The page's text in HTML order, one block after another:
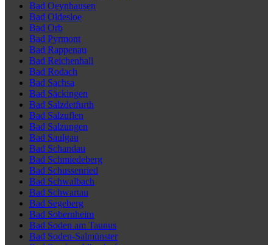
Bad Oeynhausen
Bad Oldesloe
Bad Orb
Bad Pyrmont
Bad Rappenau
Bad Reichenhall
Bad Rodach
Bad Sachsa
Bad Säckingen
Bad Salzdetfurth
Bad Salzuflen
Bad Salzungen
Bad Saulgau
Bad Schandau
Bad Schmiedeberg
Bad Schussenried
Bad Schwalbach
Bad Schwartau
Bad Segeberg
Bad Sobernheim
Bad Soden am Taunus
Bad Soden-Salmünster